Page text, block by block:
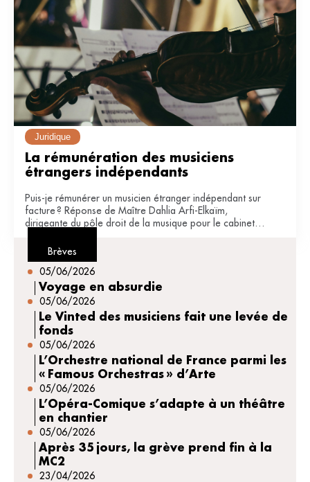
Juridique
La rémunération des musiciens
étrangers indépendants
Puis-je rémunérer un musicien étranger indépendant sur
facture ? Réponse de Maître Dahlia Arfi-Elkaïm,
dirigeante du pôle droit de la musique pour le cabinet
Brèves
05/06/2026
Voyage en absurdie
05/06/2026
Le Vinted des musiciens fait une levée de
fonds
05/06/2026
L’Orchestre national de France parmi les
« Famous Orchestras » d’Arte
05/06/2026
L’Opéra-Comique s’adapte à un théâtre
en chantier
05/06/2026
Après 35 jours, la grève prend fin à la
MC2
23/04/2026